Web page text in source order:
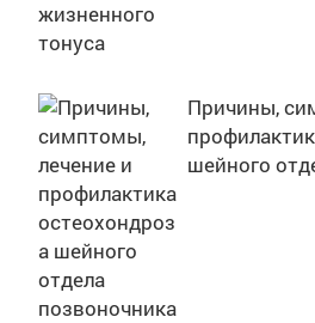
Причины,
шейного